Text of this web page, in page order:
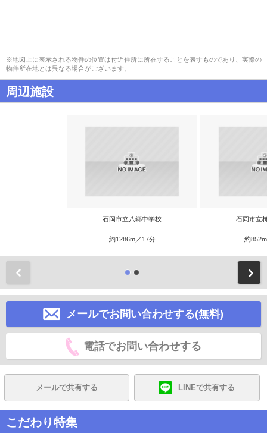
※地図上に表示される物件の位置は付近住所に所在することを表すものであり、実際の
物件所在地とは異なる場合がございます。
周辺施設
石岡市立八郷中学校
約1286m／17分
石岡市立
約
メールでお問い合わせする(無料)
電話でお問い合わせする
メールで共有する LINEで共有する
こだわり特集